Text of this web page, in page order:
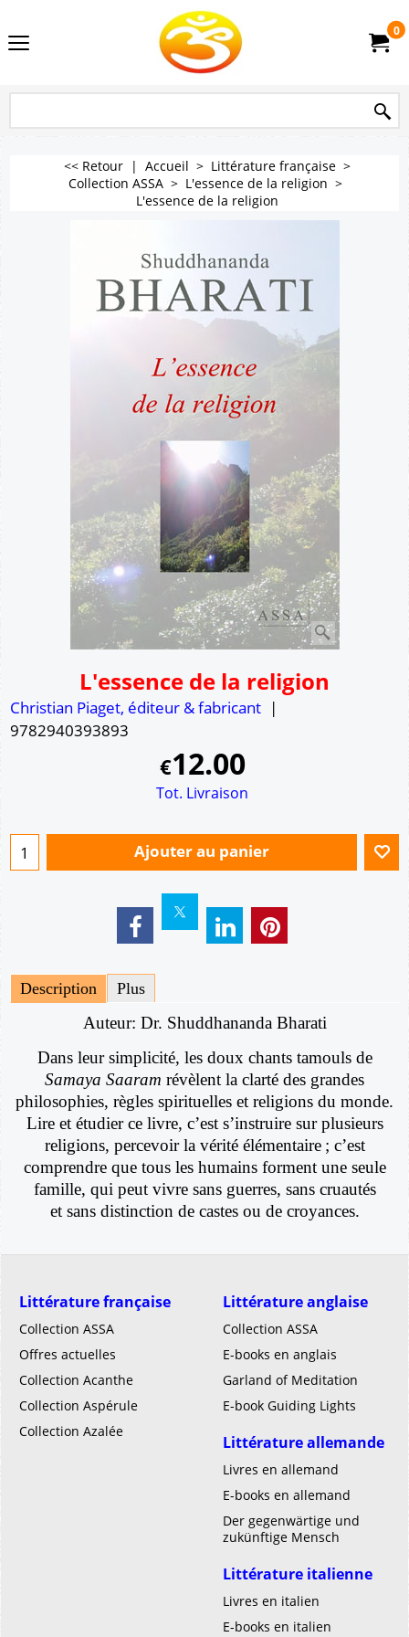
0
<< Retour | Accueil > Littérature française>
Collection ASSA> L'essence de la religion >
L'essence de la religion
L'essence de la religion
Christian Piaget, éditeur & fabricant
9782940393893
€12.00
Tot. Livraison
Ajouter au panier
Description Plus
Auteur: Dr. Shuddhananda Bharati
Dans leur simplicité, les doux chants tamouls de
Samaya Saaram révèlent la clarté des grandes
philosophies, règles spirituelles et religions du monde.
Lire et étudier ce livre, c’est s’instruire sur plusieurs
religions, percevoir la vérité élémentaire ; c’est
comprendre que tous les humains forment une seule
famille, qui peut vivre sans guerres, sans cruautés
et sans distinction de castes ou de croyances.
Littérature française
Collection ASSA
Offres actuelles
Collection Acanthe
Collection Aspérule
Collection Azalée
Littérature anglaise
Collection ASSA
E-books en anglais
Garland of Meditation
E-book Guiding Lights
Littérature allemande
Livres en allemand
E-books en allemand
Der gegenwärtige und
zukünftige Mensch
Littérature italienne
Livres en italien
E-books en italien